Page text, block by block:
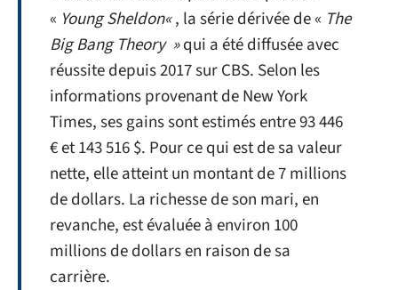
« Young Sheldon«, la série dérivée de « The
Big Bang Theory »qui a été diffusée avec
réussite depuis 2017 sur CBS. Selon les
informations provenant de New York
Times, ses gains sont estimés entre 93 446
€ et 143 516 $. Pour ce qui est de sa valeur
nette, elle atteint un montant de 7 millions
de dollars. La richesse de son mari, en
revanche, est évaluée à environ 100
millions de dollars en raison de sa
carrière.